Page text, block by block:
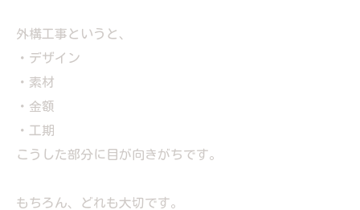
外構工事というと、
・デザイン
・素材
・金額
・工期
こうした部分に目が向きがちです。
もちろん、どれも大切です。